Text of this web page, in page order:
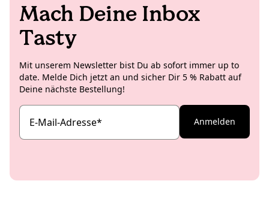
Mach Deine Inbox
Tasty
Mit unserem Newsletter bist Du ab sofort immer up to
date. Melde Dich jetzt an und sicher Dir 5 % Rabatt auf
Deine nächste Bestellung!
E-Mail-Adresse* Anmelden